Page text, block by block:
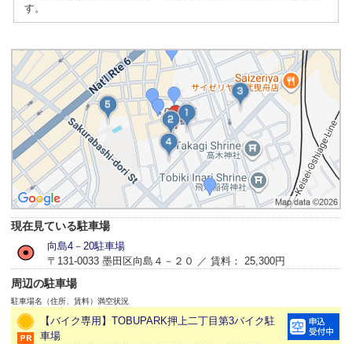
す。
現在見ている駐車場
向島4－20駐車場
〒131-0033 墨田区向島４－２０ ／ 賃料： 25,300円
周辺の駐車場
駐車場名（住所、賃料） 満空状況
【バイク専用】TOBUPARK押上二丁目第3バイク駐
車場